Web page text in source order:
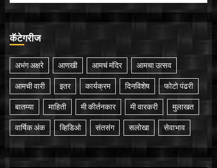
कॅटेगरीज
अभंग अक्षरे आणखी आमचं मंदिर आमचा उत्सव
आमची वारी इतर कार्यक्रम दिनविशेष फोटो पंढरी
बातम्या माहिती मी कीर्तनकार मी वारकरी मुलाखत
वार्षिक अंक व्हिडिओ संतसंग सलोखा सेवाभाव